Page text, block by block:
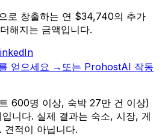
로 창출하는 연 $34,740의 추가
해지는 금액입니다.
얻으세요 → 또는 ProhostAI 작동
600명 이상, 숙박 27만 건 이상)
니다. 실제 결과는 숙소, 시장, 게
견적이 아닙니다.